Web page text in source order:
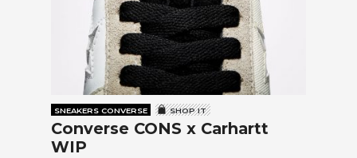
SNEAKERS CONVERSE SHOP IT
Converse CONS x Carhartt
WIP